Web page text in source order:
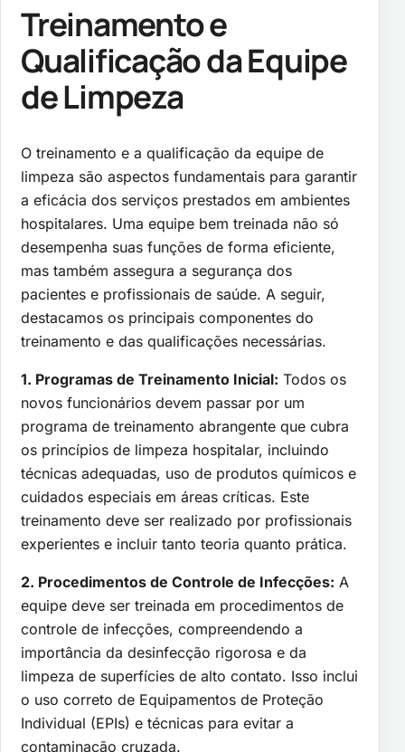
Treinamento e
Qualificação da Equipe
de Limpeza
O treinamento e a qualificação da equipe de
limpeza são aspectos fundamentais para garantir
a eficácia dos serviços prestados em ambientes
hospitalares. Uma equipe bem treinada não só
desempenha suas funções de forma eficiente,
mas também assegura a segurança dos
pacientes e profissionais de saúde. A seguir,
destacamos os principais componentes do
treinamento e das qualificações necessárias.
1. Programas de Treinamento Inicial: Todos os
novos funcionários devem passar por um
programa de treinamento abrangente que cubra
os princípios de limpeza hospitalar, incluindo
técnicas adequadas, uso de produtos químicos e
cuidados especiais em áreas críticas. Este
treinamento deve ser realizado por profissionais
experientes e incluir tanto teoria quanto prática.
2. Procedimentos de Controle de Infecções: A
equipe deve ser treinada em procedimentos de
controle de infecções, compreendendo a
importância da desinfecção rigorosa e da
limpeza de superfícies de alto contato. Isso inclui
o uso correto de Equipamentos de Proteção
Individual (EPIs) e técnicas para evitar a
contaminação cruzada.